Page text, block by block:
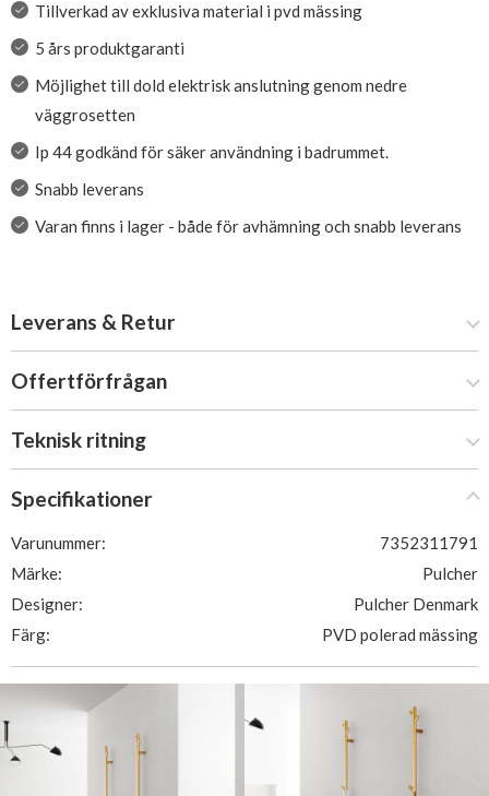
Tillverkad av exklusiva material i pvd mässing
5 års produktgaranti
Möjlighet till dold elektrisk anslutning genom nedre
väggrosetten
Ip 44 godkänd för säker användning i badrummet.
Snabb leverans
Varan finns i lager - både för avhämning och snabb leverans
Leverans & Retur
Offertförfrågan
Teknisk ritning
Specifikationer
Varunummer:
7352311791
Märke:
Pulcher
Designer:
Pulcher Denmark
Färg:
PVD polerad mässing